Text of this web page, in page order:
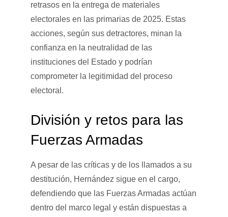
retrasos en la entrega de materiales
electorales en las primarias de 2025. Estas
acciones, según sus detractores, minan la
confianza en la neutralidad de las
instituciones del Estado y podrían
comprometer la legitimidad del proceso
electoral.
División y retos para las
Fuerzas Armadas
A pesar de las críticas y de los llamados a su
destitución, Hernández sigue en el cargo,
defendiendo que las Fuerzas Armadas actúan
dentro del marco legal y están dispuestas a